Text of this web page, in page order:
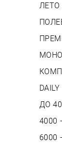
ЛЕТО
DAILY
ДО
4000
6000